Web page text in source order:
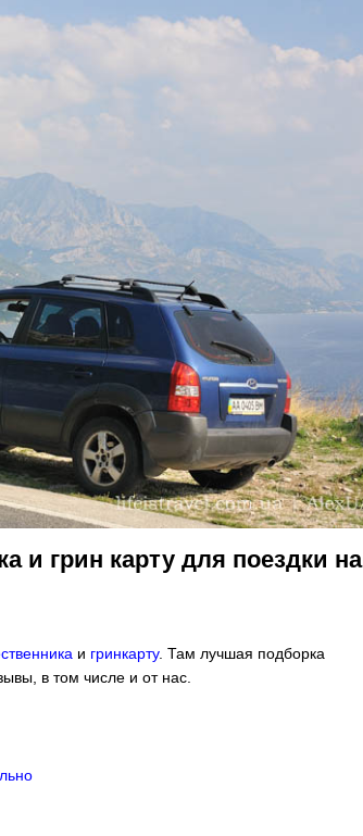
и грин карту для поездки на
и гринкарту. Там лучшая подборка
в том числе и от нас.